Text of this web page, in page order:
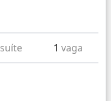
suíte 1 vaga